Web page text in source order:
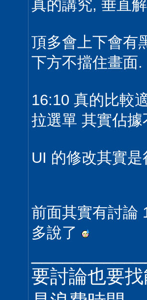
真的講究, 垂直
頂多會上下會有
下方不擋住畫面.
16:10 真的比較
拉選單 其實佔據
UI 的修改其實
前面其實有討論
多說了
要討論也要